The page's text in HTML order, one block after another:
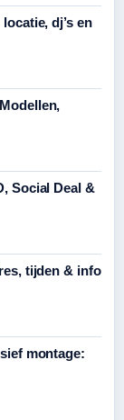
dj’s en
Social Deal &
tijden & info
montage: